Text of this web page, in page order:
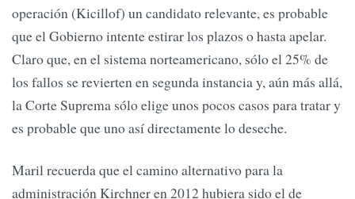
operación (Kicillof) un candidato relevante, es probable
que el Gobierno intente estirar los plazos o hasta apelar.
Claro que, en el sistema norteamericano, sólo el 25% de
los fallos se revierten en segunda instancia y, aún más allá,
la Corte Suprema sólo elige unos pocos casos para tratar y
es probable que uno así directamente lo deseche.
Maril recuerda que el camino alternativo para la
administración Kirchner en 2012 hubiera sido el de